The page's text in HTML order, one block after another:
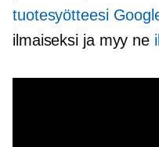
tuotesyötteesi
ilmaiseksi ja myy ne